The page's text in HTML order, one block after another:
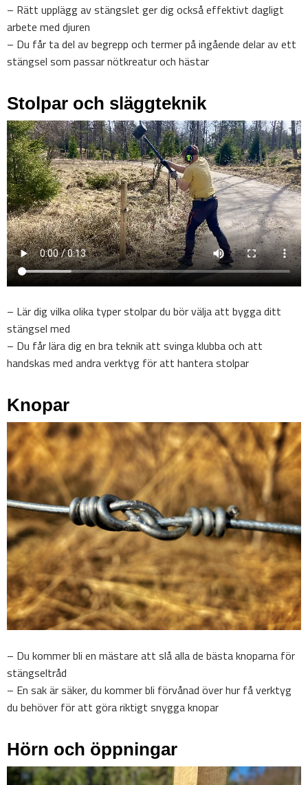
– Rätt upplägg av stängslet ger dig också effektivt dagligt
arbete med djuren
– Du får ta del av begrepp och termer på ingående delar av ett
stängsel som passar nötkreatur och hästar
Stolpar och släggteknik
– Lär dig vilka olika typer stolpar du bör välja att bygga ditt
stängsel med
– Du får lära dig en bra teknik att svinga klubba och att
handskas med andra verktyg för att hantera stolpar
Knopar
– Du kommer bli en mästare att slå alla de bästa knoparna för
stängseltråd
– En sak är säker, du kommer bli förvånad över hur få verktyg
du behöver för att göra riktigt snygga knopar
Hörn och öppningar